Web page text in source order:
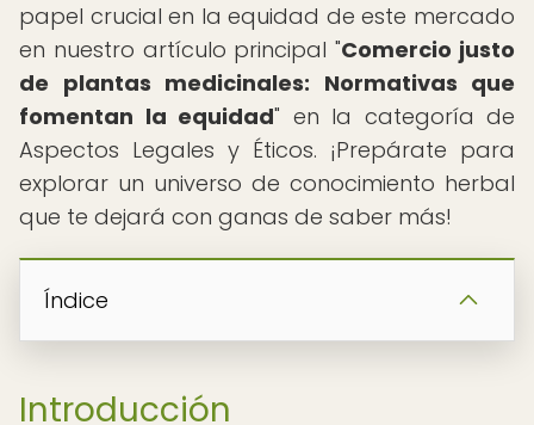
papel crucial en la equidad de este mercado
en nuestro artículo principal "Comercio justo
de plantas medicinales: Normativas que
fomentan la equidad" en la categoría de
Aspectos Legales y Éticos. ¡Prepárate para
explorar un universo de conocimiento herbal
que te dejará con ganas de saber más!
Índice
Introducción